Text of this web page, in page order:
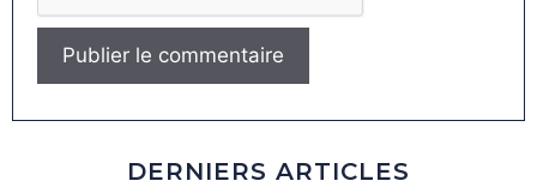
DERNIERS ARTICLES